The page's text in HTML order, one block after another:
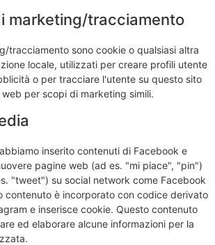
marketing/tracciamento
tracciamento sono cookie o qualsiasi altra
locale, utilizzati per creare profili utente
o per tracciare l'utente su questo sito
per scopi di marketing simili.
inserito contenuti di Facebook e
pagine web (ad es. "mi piace", "pin")
"tweet") su social network come Facebook
contenuto è incorporato con codice derivato
e inserisce cookie. Questo contenuto
ed elaborare alcune informazioni per la